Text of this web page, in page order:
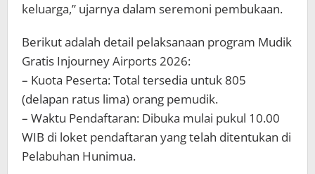
keluarga,” ujarnya dalam seremoni pembukaan.
Berikut adalah detail pelaksanaan program Mudik
Gratis Injourney Airports 2026:
– Kuota Peserta: Total tersedia untuk 805
(delapan ratus lima) orang pemudik.
– Waktu Pendaftaran: Dibuka mulai pukul 10.00
WIB di loket pendaftaran yang telah ditentukan di
Pelabuhan Hunimua.